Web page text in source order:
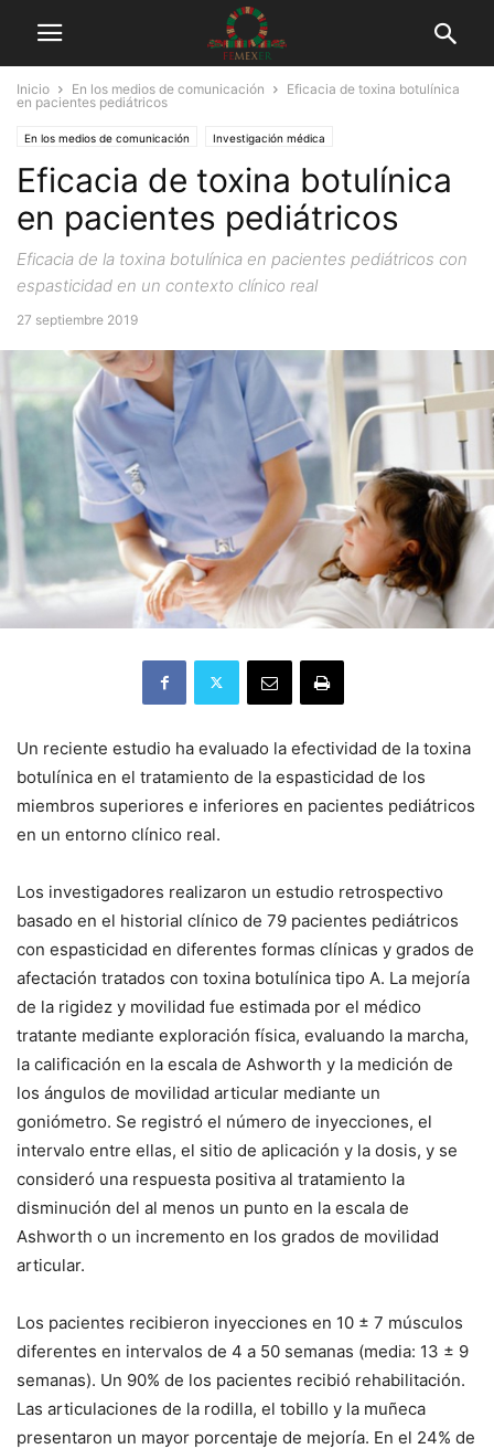
Inicio En los medios de comunicación
Eficacia de toxina botulínica
en pacientes pediátricos
En los medios de comunicación Investigación médica
Eficacia de toxina botulínica
en pacientes pediátricos
Eficacia de la toxina botulínica en pacientes pediátricos con
espasticidad en un contexto clínico real
27 septiembre 2019
Un reciente estudio ha evaluado la efectividad de la toxina
botulínica en el tratamiento de la espasticidad de los
miembros superiores e inferiores en pacientes pediátricos
en un entorno clínico real.
Los investigadores realizaron un estudio retrospectivo
basado en el historial clínico de 79 pacientes pediátricos
con espasticidad en diferentes formas clínicas y grados de
afectación tratados con toxina botulínica tipo A. La mejoría
de la rigidez y movilidad fue estimada por el médico
tratante mediante exploración física, evaluando la marcha,
la calificación en la escala de Ashworth y la medición de
los ángulos de movilidad articular mediante un
goniómetro. Se registró el número de inyecciones, el
intervalo entre ellas, el sitio de aplicación y la dosis, y se
consideró una respuesta positiva al tratamiento la
disminución del al menos un punto en la escala de
Ashworth o un incremento en los grados de movilidad
articular.
Los pacientes recibieron inyecciones en 10 ± 7 músculos
diferentes en intervalos de 4 a 50 semanas (media: 13 ± 9
semanas). Un 90% de los pacientes recibió rehabilitación.
Las articulaciones de la rodilla, el tobillo y la muñeca
presentaron un mayor porcentaje de mejoría. En el 24% de